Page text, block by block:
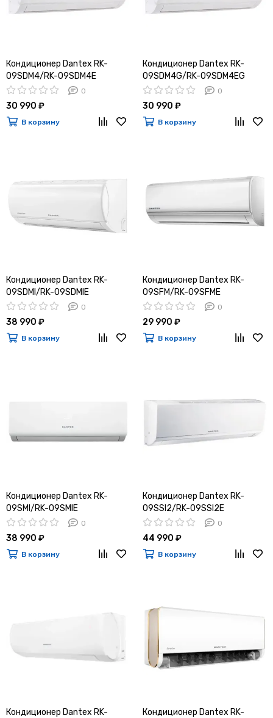
Кондиционер Dantex RK-
09SDM4/RK-09SDM4E
0
30 990 ₽
В корзину
Кондиционер Dantex RK-
09SDM4G/RK-09SDM4EG
0
30 990 ₽
В корзину
Кондиционер Dantex RK-
09SDMI/RK-09SDMIE
0
38 990 ₽
В корзину
Кондиционер Dantex RK-
09SFM/RK-09SFME
0
29 990 ₽
В корзину
Кондиционер Dantex RK-
09SMI/RK-09SMIE
0
38 990 ₽
В корзину
Кондиционер Dantex RK-
09SSI2/RK-09SSI2E
0
44 990 ₽
В корзину
Кондиционер Dantex RK-
Кондиционер Dantex RK-